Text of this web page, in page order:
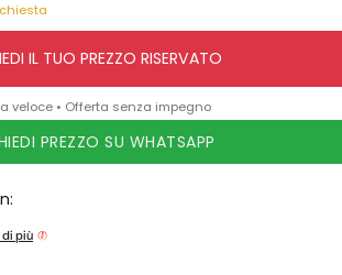
IL TUO PREZZO RISERVATO
veloce • Offerta senza impegno
PREZZO SU WHATSAPP
più